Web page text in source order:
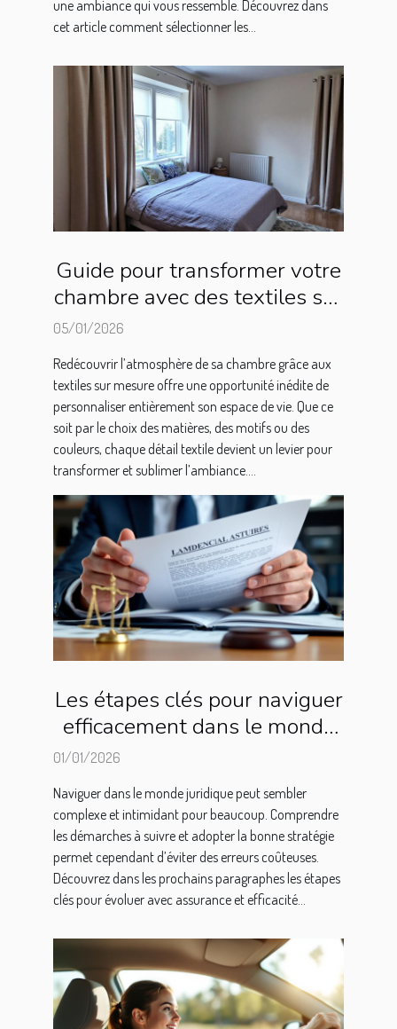
une ambiance qui vous ressemble. Découvrez dans
cet article comment sélectionner les...
Guide pour transformer votre
chambre avec des textiles sur
05/01/2026
Redécouvrir l’atmosphère de sa chambre grâce aux
textiles sur mesure offre une opportunité inédite de
personnaliser entièrement son espace de vie. Que ce
soit par le choix des matières, des motifs ou des
couleurs, chaque détail textile devient un levier pour
transformer et sublimer l’ambiance....
Les étapes clés pour naviguer
efficacement dans le monde
01/01/2026
Naviguer dans le monde juridique peut sembler
complexe et intimidant pour beaucoup. Comprendre
les démarches à suivre et adopter la bonne stratégie
permet cependant d’éviter des erreurs coûteuses.
Découvrez dans les prochains paragraphes les étapes
clés pour évoluer avec assurance et efficacité...